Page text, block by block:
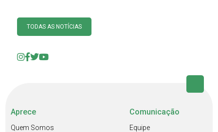
TODAS AS NOTÍCIAS
Aprece
Quem Somos
Comunicação
Equipe